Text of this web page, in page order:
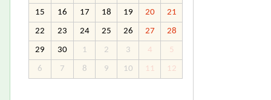
15 16 17 18 19 20 21
22 23 24 25 26 27 28
29 30 1 2 3 4 5
6 7 8 9 10 11 12